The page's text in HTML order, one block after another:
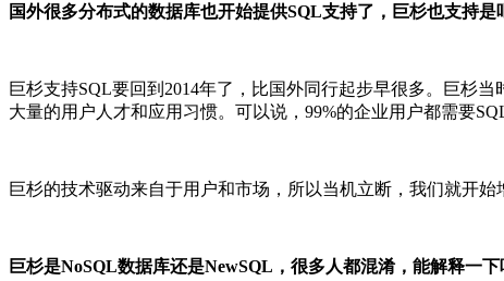
国外很多分布式的数据库也开始提供SQL支持了，巨杉也支持是
巨杉支持SQL要回到2014年了，比国外同行起步早很多。巨杉
大量的用户人才和应用习惯。可以说，99%的企业用户都需要SQL
巨杉的技术驱动来自于用户和市场，所以当机立断，我们就开
巨杉是NoSQL数据库还是NewSQL，很多人都混淆，能解释一下